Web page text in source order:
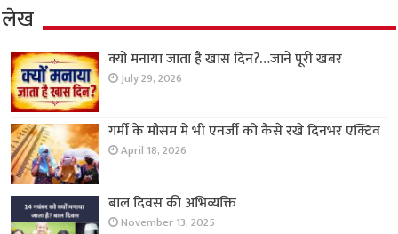
लेख
क्यों मनाया जाता है खास दिन?…जाने पूरी खबर
July 29, 2026
गर्मी के मौसम मे भी एनर्जी को कैसे रखे दिनभर एक्टिव
April 18, 2026
बाल दिवस की अभिव्यक्ति
November 13, 2025